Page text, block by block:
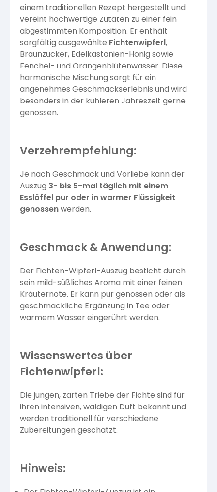
einem traditionellen Rezept hergestellt und
vereint hochwertige Zutaten zu einer fein
abgestimmten Komposition. Er enthält
sorgfältig ausgewählte Fichtenwipferl,
Braunzucker, Edelkastanien-Honig sowie
Fenchel- und Orangenblütenwasser. Diese
harmonische Mischung sorgt für ein
angenehmes Geschmackserlebnis und wird
besonders in der kühleren Jahreszeit gerne
genossen.
Verzehrempfehlung:
Je nach Geschmack und Vorliebe kann der
Auszug 3- bis 5-mal täglich mit einem
Esslöffel pur oder in warmer Flüssigkeit
genossenwerden.
Geschmack & Anwendung:
Der Fichten-Wipferl-Auszug besticht durch
sein mild-süßliches Aroma mit einer feinen
Kräuternote. Er kann pur genossen oder als
geschmackliche Ergänzung in Tee oder
warmem Wasser eingerührt werden.
Wissenswertes über
Fichtenwipferl:
Die jungen, zarten Triebe der Fichte sind für
ihren intensiven, waldigen Duft bekannt und
werden traditionell für verschiedene
Zubereitungen geschätzt.
Hinweis: